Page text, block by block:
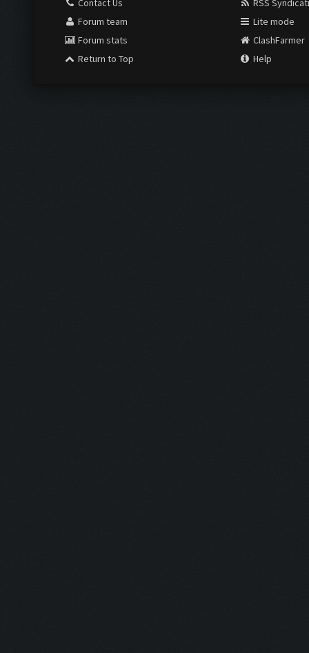
Contact Us
Forum team
Forum stats
Return to Top
RSS
Lite mode
ClashFarmer
Help